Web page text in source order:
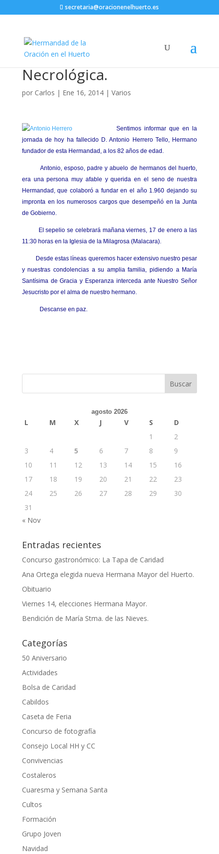
secretaria@oracionenelhuerto.es
Necrológica.
por Carlos | Ene 16, 2014| Varios
Sentimos informar que en la
jornada de hoy ha fallecido D. Antonio Herrero Tello, Hermano
fundador de esta Hermandad, a los 82 años de edad.
Antonio, esposo, padre y abuelo de hermanos del huerto,
era una persona muy afable y querida en el seno de nuestra
Hermandad, que colaboró a fundar en el año 1.960 dejando su
impronta en los numerosos cargos que desempeñó en la Junta
de Gobierno.
El sepelio se celebrará mañana viernes, 17 de enero a las
11:30 horas en la Iglesia de la Milagrosa (Malacara).
Desde estas líneas queremos hacer extensivo nuestro pesar
y nuestras condolencias a su amplia familia, pidiendo a María
Santísima de Gracia y Esperanza interceda ante Nuestro Señor
Jesucristo por el alma de nuestro hermano.
Descanse en paz.
agosto 2026
L M X J V S
D
1
2
3
4 5 6 7 8
9
10
11 12 13 14 15
16
17
18 19 20 21 22
23
24
25 26 27 28 29
30
31
« Nov
Entradas recientes
Concurso gastronómico: La Tapa de Caridad
Ana Ortega elegida nueva Hermana Mayor del Huerto.
Obituario
Viernes 14, elecciones Hermana Mayor.
Bendición de María Stma. de las Nieves.
Categorías
50 Aniversario
Actividades
Bolsa de Caridad
Cabildos
Caseta de Feria
Concurso de fotografía
Consejo Local HH y CC
Convivencias
Costaleros
Cuaresma y Semana Santa
Cultos
Formación
Grupo Joven
Navidad